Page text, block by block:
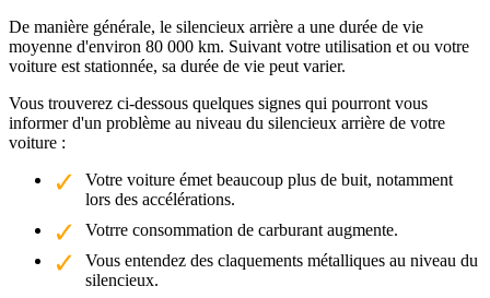
De manière générale, le silencieux arrière a une durée de vie
moyenne d'environ 80 000 km. Suivant votre utilisation et ou votre
voiture est stationnée, sa durée de vie peut varier.
Vous trouverez ci-dessous quelques signes qui pourront vous
informer d'un problème au niveau du silencieux arrière de votre
voiture :
Votre voiture émet beaucoup plus de buit, notamment
lors des accélérations.
Votrre consommation de carburant augmente.
Vous entendez des claquements métalliques au niveau du
silencieux.